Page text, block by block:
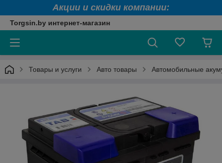
Акции и скидки компании:
Torgsin.by интернет-магазин
Товары и услуги Авто товары Автомобильные